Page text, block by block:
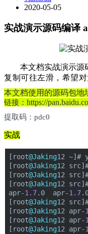
2020-05-05
实战演示源码编译
本文档实战演示源
复制可往左滑，希望对
本文档使用的源码包地
链接： https://
提取码：pdc0
实战
[root@Jaking12 ~]#
[root@Jaking12
[root@Jaking12
[root@Jaking12
apr-1.7.0  apr-1.7
[root@Jaking12
[root@Jaking12 apr-
[root@Jaking12 apr-
[root@Jaking12 apr-